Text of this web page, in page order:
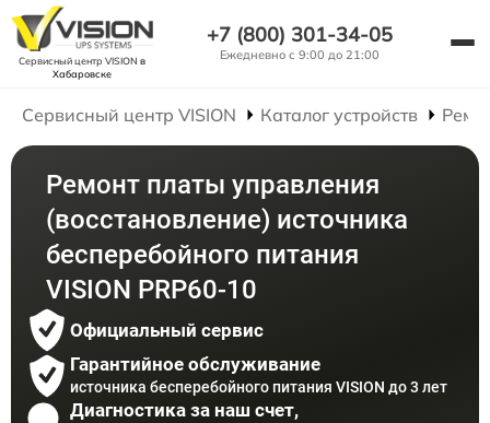
Сервисный центр VISION в
Хабаровске
+7 (800) 301-34-05
Ежедневно с 9:00 до 21:00
Сервисный центр VISION Каталог устройств
Ремонт платы управления
(восстановление) источника
бесперебойного питания
VISION PRP60-10
Официальный сервис
Гарантийное обслуживание
источника бесперебойного питания VISION до 3 лет
Диагностика за наш счет,